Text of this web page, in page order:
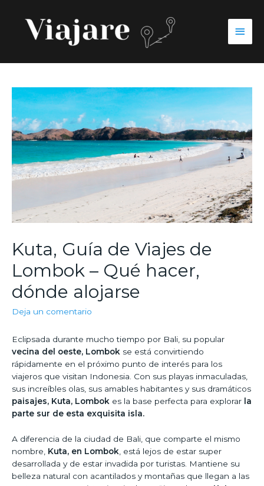
Kuta, Guía de Viajes de
Lombok – Qué hacer,
dónde alojarse
Deja un comentario
Eclipsada durante mucho tiempo por Bali, su popular
vecina del oeste, Lombok se está convirtiendo
rápidamente en el próximo punto de interés para los
viajeros que visitan Indonesia. Con sus playas inmaculadas,
sus increíbles olas, sus amables habitantes y sus dramáticos
paisajes, Kuta, Lombok es la base perfecta para explorar la
parte sur de esta exquisita isla.
A diferencia de la ciudad de Bali, que comparte el mismo
nombre, Kuta, en Lombok, está lejos de estar super
desarrollada y de estar invadida por turistas. Mantiene su
belleza natural con acantilados y montañas que llegan a las